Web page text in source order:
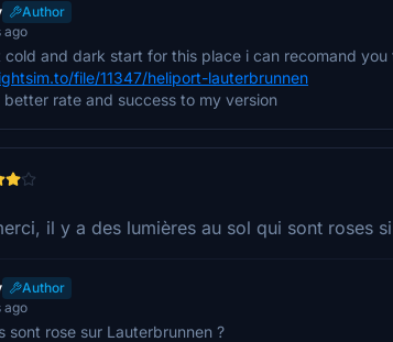
Author
ago
cold and dark start for this place i can recomand
file/11347/heliport-lauterbrunnen
better rate and success to my version
il y a des lumières au sol qui sont roses
Author
ago
sont rose sur Lauterbrunnen ?